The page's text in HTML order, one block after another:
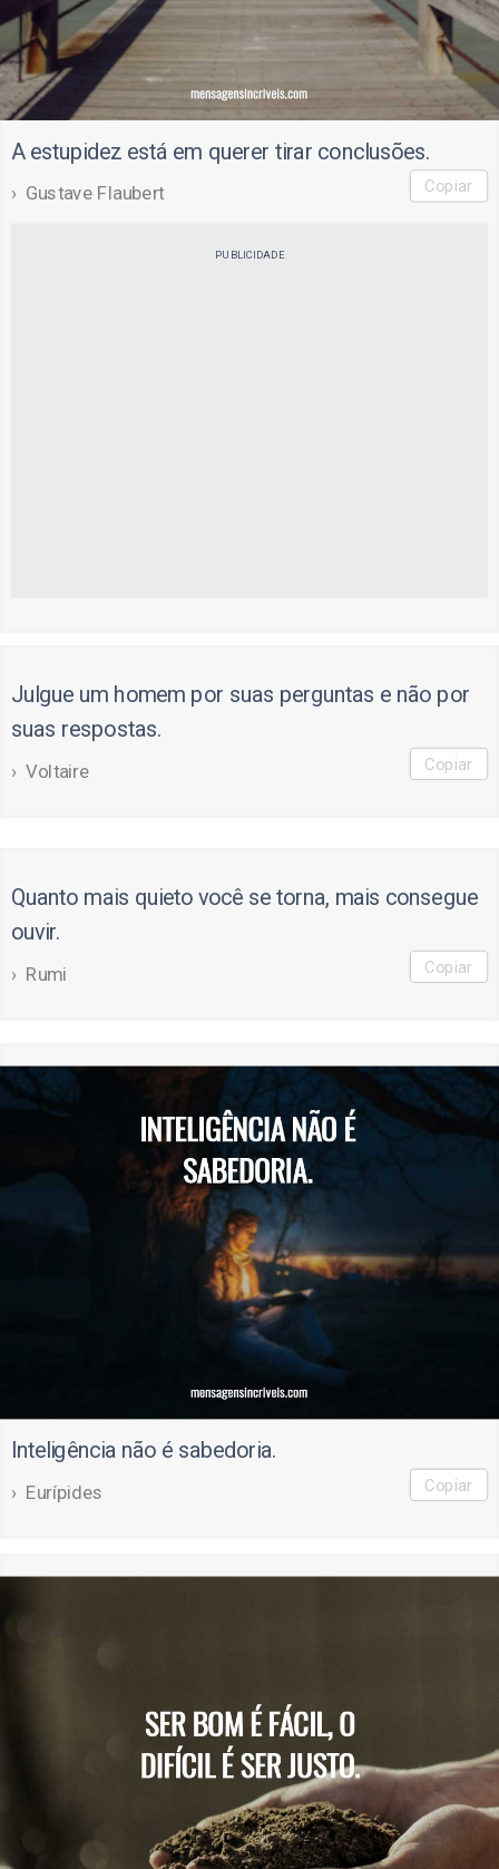
A estupidez está em querer tirar conclusões.
Gustave Flaubert Copiar
PUBLICIDADE
Julgue um homem por suas perguntas e não por
suas respostas.
Voltaire Copiar
Quanto mais quieto você se torna, mais consegue
ouvir.
Rumi Copiar
Inteligência não é sabedoria.
Eurípides Copiar